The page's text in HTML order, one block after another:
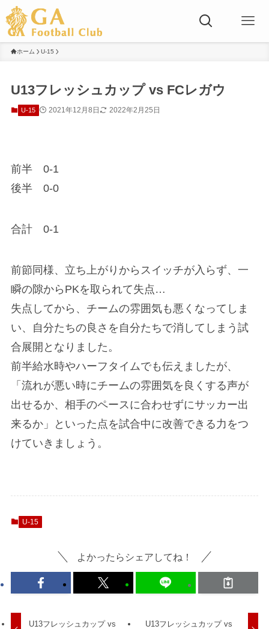
ホーム U-15
U13フレッシュカップ vs FCレガウ
U-15 2021年12月8日 2022年2月25日
前半 0-1
後半 0-0
合計 0-1
前節同様、立ち上がりからスイッチが入らず、一
瞬の隙からPKを取られて失点…
失点してから、チームの雰囲気も悪くなってしま
い、自分たちの良さを自分たちで消してしまう試
合展開となりました。
前半給水時やハーフタイムでも伝えましたが、
「流れが悪い時にチームの雰囲気を良くする声が
出せるか、相手のペースに合わせずにサッカー出
来るか」といった点を試合中に改善できる力をつ
けていきましょう。
U-15
よかったらシェアしてね！
U13フレッシュカップ vs
U13フレッシュカップ vs